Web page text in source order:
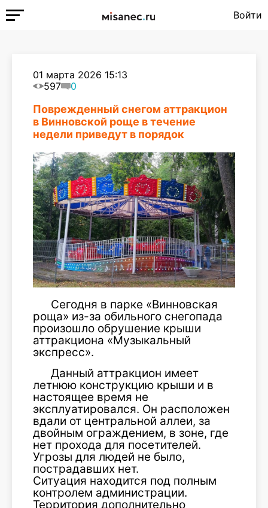
Войти
01 марта 2026 15:13
597
0
Поврежденный снегом аттракцион
в Винновской роще в течение
недели приведут в порядок
Сегодня в парке «Винновская
роща» из-за обильного снегопада
произошло обрушение крыши
аттракциона «Музыкальный
экспресс».
Данный аттракцион имеет
летнюю конструкцию крыши и в
настоящее время не
эксплуатировался. Он расположен
вдали от центральной аллеи, за
двойным ограждением, в зоне, где
нет прохода для посетителей.
Угрозы для людей не было,
пострадавших нет.
Ситуация находится под полным
контролем администрации.
Территория дополнительно